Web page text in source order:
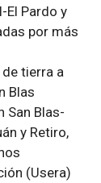
El Pardo y
por más
tierra a
Blas
San Blas-
y Retiro,
(Usera)